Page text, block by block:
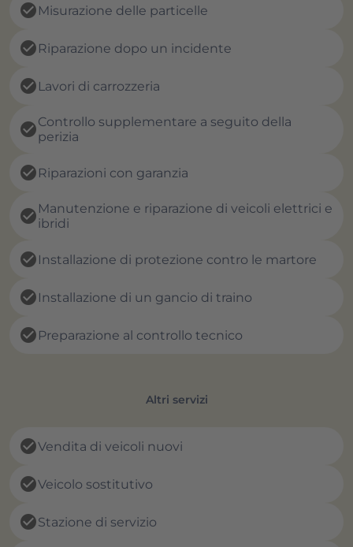
check_circle Misurazione delle particelle
check_circle Riparazione dopo un incidente
check_circle Lavori di carrozzeria
check_circleControllo supplementare a seguito della
perizia
check_circle Riparazioni con garanzia
check_circle Manutenzione e riparazione di veicoli elettrici e
ibridi
check_circle Installazione di protezione contro le martore
check_circle Installazione di un gancio di traino
check_circle Preparazione al controllo tecnico
Altri servizi
check_circleVendita di veicoli nuovi
check_circleVeicolo sostitutivo
check_circleStazione di servizio